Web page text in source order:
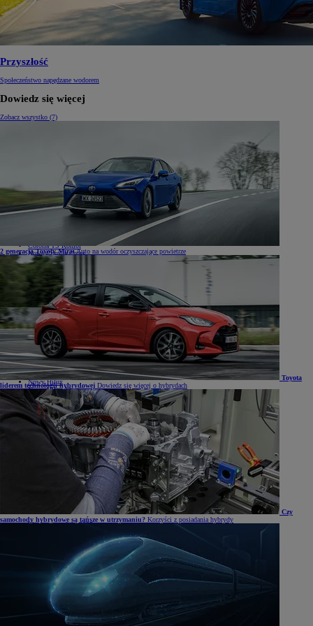
Przyszłość
Społeczeństwo napędzane wodorem
Dowiedz się więcej
Zobacz wszystko (7)
2 generacja Toyoty MiraiAuto na wodór oczyszczające powietrze
Toyota
liderem technologii hybrydowej Dowiedz się więcej o hybrydach
Czy
samochody hybrydowe są tańsze w utrzymaniu? Korzyści z posiadania hybrydy
Samochody osobowe
Nowe Aygo X
Yaris
GR Yaris
Yaris Cross
Nowy Yaris Cross
Corolla TS Kombi
Nowa Corolla Cross
Toyota C-HR
Toyota C-HR Plug-in
Nowa Toyota C-HR+
Nowa Toyota bZ4X
Nowa Toyota bZ4X Touring
Prius
Mirai
Nowy RAV4
Land Cruiser
Nowy GR GT
Samochody dostawcze
Hilux
Nowy Hilux
Nowy Hilux Electric
PROACE Max
PROACE
PROACE Verso
PROACE CITY
PROACE CITY Verso
Samochody używane
Umów się na jazdę testową
Zobacz wszystkie cenniki
Konfiguruj swoją Toyotę
Oferty specjalne i Finansowanie
Oferty specjalne i Finansowanie
Finał wyprzedaży 2025
Toyota Financial Services
Kredyt niższych rat Toyota Easy
Kredyt standardowy
Leasing standardowy
KINTO ONE